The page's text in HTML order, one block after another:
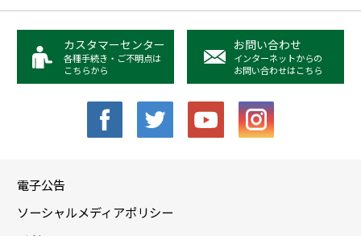
カスタマーセンター
各種手続き・ご不明点は
こちらから
お問い合わせ
インターネットからの
お問い合わせはこちら
電子公告
ソーシャルメディアポリシー